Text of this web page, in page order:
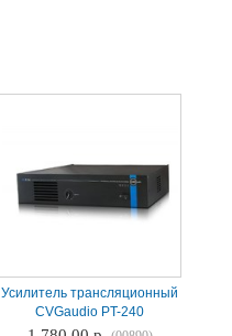
Усилитель трансляционный
CVGaudio PT-240